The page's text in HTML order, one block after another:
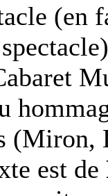
(en
est de